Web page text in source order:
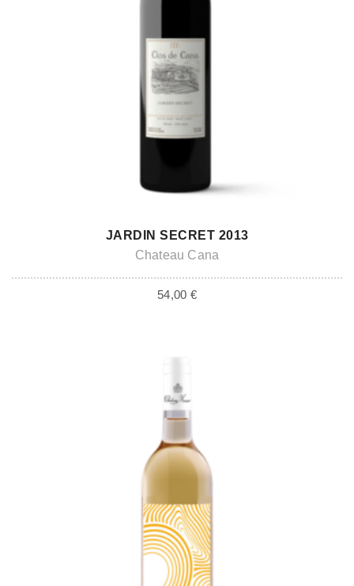
ADD TO CART
JARDIN SECRET 2013
Chateau Cana
54,00 €